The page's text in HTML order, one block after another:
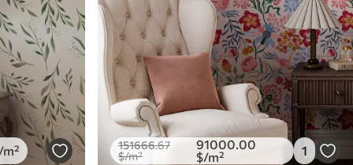
151666.67
$/m²
91000.00
$/m² 1